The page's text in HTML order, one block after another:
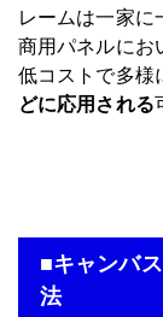
レームは一家に
商用パネルにお
低コストで多様
どに応用される
■キャンバ
法